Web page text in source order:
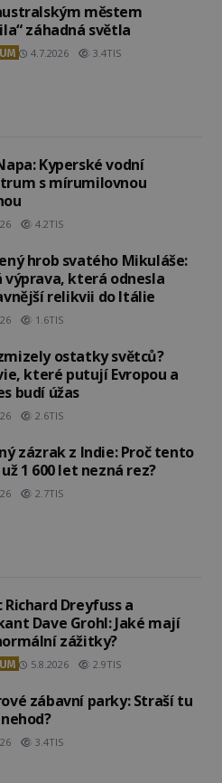
městem
záhadná světla
4.7.2026 3.4TIS
Kyperské vodní
s mírumilovnou
4.2TIS
hrob svatého Mikuláše:
výprava, která odnesla
relikvii do Itálie
1.6TIS
ostatky světců?
které putují Evropou a
budí úžas
2.6TIS
zázrak z Indie: Proč tento
1 600 let nezná rez?
2.7TIS
Richard Dreyfuss a
Dave Grohl: Jaké mají
zážitky?
5.8.2026 2.9TIS
zábavní parky: Straší tu
3.4TIS